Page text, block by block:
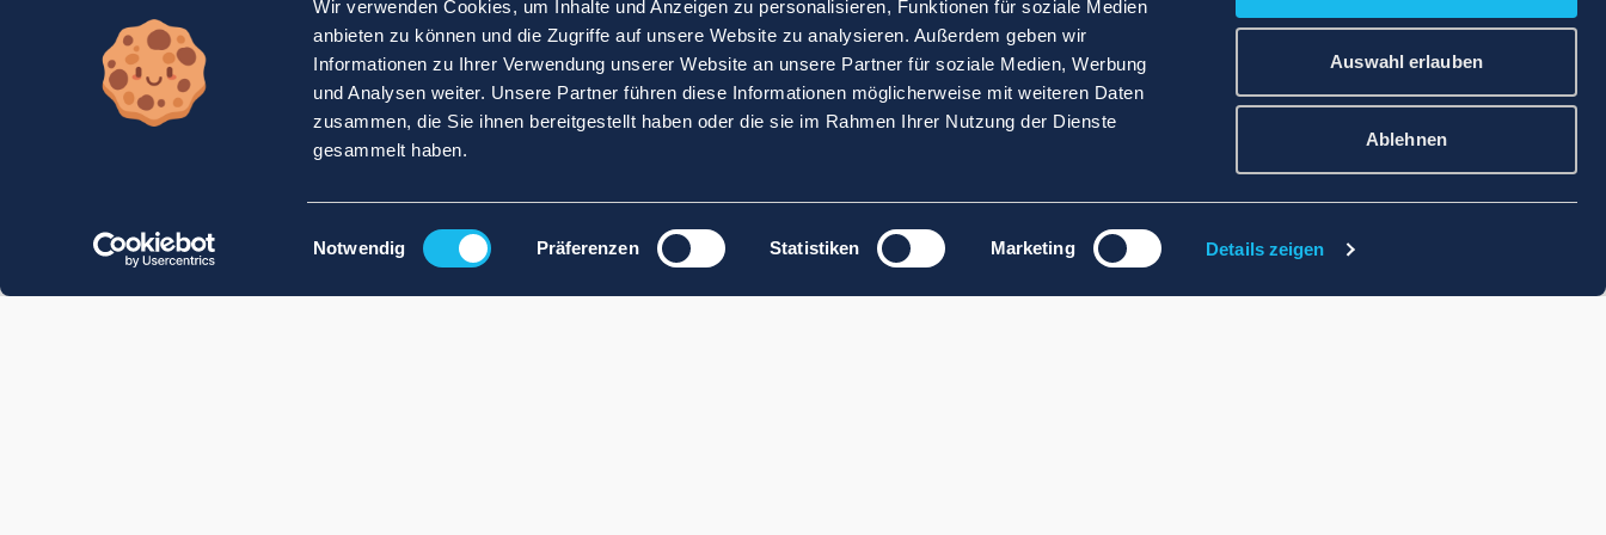
Wir verwenden Cookies, um Inhalte und Anzeigen zu personalisieren, Funktionen für soziale Medien
anbieten zu können und die Zugriffe auf unsere Website zu analysieren. Außerdem geben wir
Informationen zu Ihrer Verwendung unserer Website an unsere Partner für soziale Medien, Werbung
und Analysen weiter. Unsere Partner führen diese Informationen möglicherweise mit weiteren Daten
zusammen, die Sie ihnen bereitgestellt haben oder die sie im Rahmen Ihrer Nutzung der Dienste
gesammelt haben.
Einwilligungsauswahl
Notwendig Präferenzen Statistiken Marketing Details zeigen
Auswahl erlauben
Ablehnen